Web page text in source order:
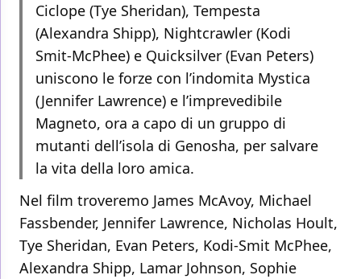
Ciclope (Tye Sheridan), Tempesta
(Alexandra Shipp), Nightcrawler (Kodi
Smit-McPhee) e Quicksilver (Evan Peters)
uniscono le forze con l’indomita Mystica
(Jennifer Lawrence) e l’imprevedibile
Magneto, ora a capo di un gruppo di
mutanti dell’isola di Genosha, per salvare
la vita della loro amica.
Nel film troveremo James McAvoy, Michael
Fassbender, Jennifer Lawrence, Nicholas Hoult,
Tye Sheridan, Evan Peters, Kodi-Smit McPhee,
Alexandra Shipp, Lamar Johnson, Sophie